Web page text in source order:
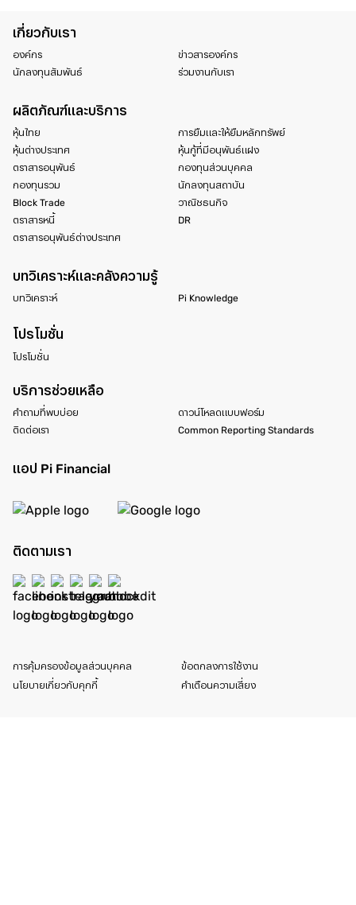
เกี่ยวกับเรา
องค์กร
นักลงทุนสัมพันธ์
ข่าวสารองค์กร
ร่วมงานกับเรา
ผลิตภัณฑ์และบริการ
หุ้นไทย
หุ้นต่างประเทศ
ตราสารอนุพันธ์
กองทุนรวม
Block Trade
ตราสารหนี้
ตราสารอนุพันธ์ต่างประเทศ
การยืมและให้ยืมหลักทรัพย์
หุ้นกู้ที่มีอนุพันธ์แฝง
กองทุนส่วนบุคคล
นักลงทุนสถาบัน
วาณิชธนกิจ
DR
บทวิเคราะห์และคลังความรู้
บทวิเคราะห์ Pi Knowledge
โปรโมชั่น
โปรโมชั่น
บริการช่วยเหลือ
คำถามที่พบบ่อย
ดาวน์โหลดแบบฟอร์ม
ติดต่อเรา
Common Reporting Standards
แอป Pi Financial
ติดตามเรา
การคุ้มครองข้อมูลส่วนบุคคล
ข้อตกลงการใช้งาน
นโยบายเกี่ยวกับคุกกี้
คำเตือนความเสี่ยง